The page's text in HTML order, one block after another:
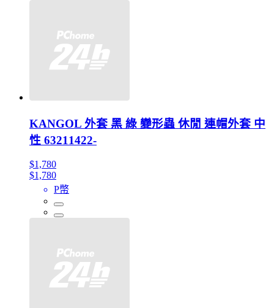
KANGOL 外套 黑 綠 變形蟲 休閒 連帽外套 中
性 63211422-
$1,780
$1,780
P幣